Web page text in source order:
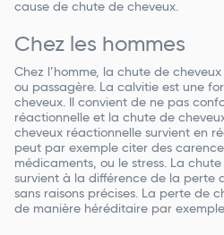
cause de chute de cheveux.
Chez les hommes
Chez l’homme, la chute de
ou passagère. La calvitie est une
cheveux. Il convient de ne pas
réactionnelle et la chute de
cheveux réactionnelle survient en
peut par exemple citer des
médicaments, ou le stress. La
survient à la différence de la perte
sans raisons précises. La perte de
de manière héréditaire par